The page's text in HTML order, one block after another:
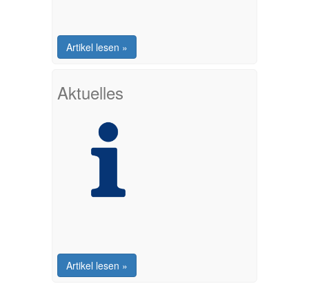
Artikel lesen »
Aktuelles
Artikel lesen »